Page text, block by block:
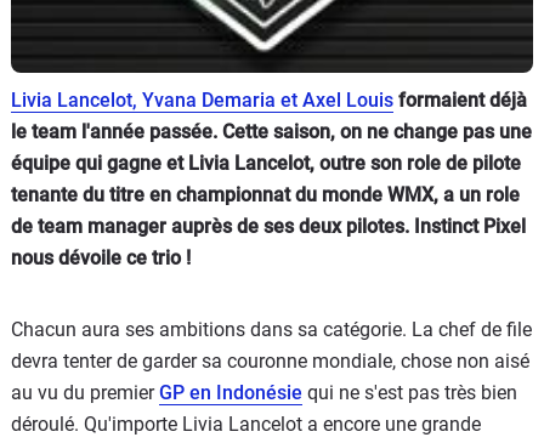
Livia Lancelot, Yvana Demaria et Axel Louis formaient déjà
le team l'année passée. Cette saison, on ne change pas une
équipe qui gagne et Livia Lancelot, outre son role de pilote
tenante du titre en championnat du monde WMX, a un role
de team manager auprès de ses deux pilotes. Instinct Pixel
nous dévoile ce trio !
Chacun aura ses ambitions dans sa catégorie. La chef de file
devra tenter de garder sa couronne mondiale, chose non aisé
au vu du premierGP en Indonésie qui ne s'est pas très bien
déroulé. Qu'importe Livia Lancelot a encore une grande